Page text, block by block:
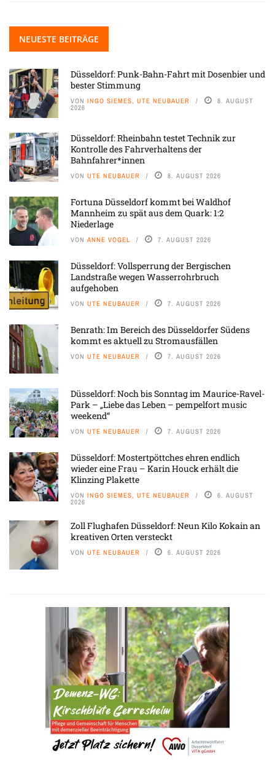
NEUESTE BEITRÄGE
Düsseldorf: Punk-Bahn-Fahrt mit Dosenbier und
bester Stimmung
VON INGO SIEMES, UTE NEUBAUER 8. AUGUST
2026
Düsseldorf: Rheinbahn testet Technik zur
Kontrolle des Fahrverhaltens der
Bahnfahrer*innen
VON UTE NEUBAUER 8. AUGUST 2026
Fortuna Düsseldorf kommt bei Waldhof
Mannheim zu spät aus dem Quark: 1:2
Niederlage
VON ANNE VOGEL 7. AUGUST 2026
Düsseldorf: Vollsperrung der Bergischen
Landstraße wegen Wasserrohrbruch
aufgehoben
VON UTE NEUBAUER 7. AUGUST 2026
Benrath: Im Bereich des Düsseldorfer Südens
kommt es aktuell zu Stromausfällen
VON UTE NEUBAUER 7. AUGUST 2026
Düsseldorf: Noch bis Sonntag im Maurice-Ravel-
Park – „Liebe das Leben – pempelfort music
weekend“
VON UTE NEUBAUER 7. AUGUST 2026
Düsseldorf: Mostertpöttches ehren endlich
wieder eine Frau – Karin Houck erhält die
Klinzing Plakette
VON INGO SIEMES, UTE NEUBAUER 6. AUGUST
2026
Zoll Flughafen Düsseldorf: Neun Kilo Kokain an
kreativen Orten versteckt
VON UTE NEUBAUER 6. AUGUST 2026